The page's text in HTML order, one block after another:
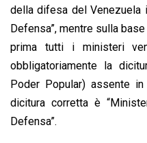
della difesa del Venezuela
Defensa”, mentre sulla
prima tutti i ministeri
obbligatoriamente la
Poder Popular) assente
dicitura corretta è
Defensa”.